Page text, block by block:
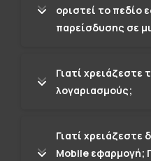
οριστεί το πεδίο
παρείσδυσης σε
Γιατί χρειάζεστε
λογαριασμούς;
Γιατί χρειάζεστε
Μobile εφαρμογή;